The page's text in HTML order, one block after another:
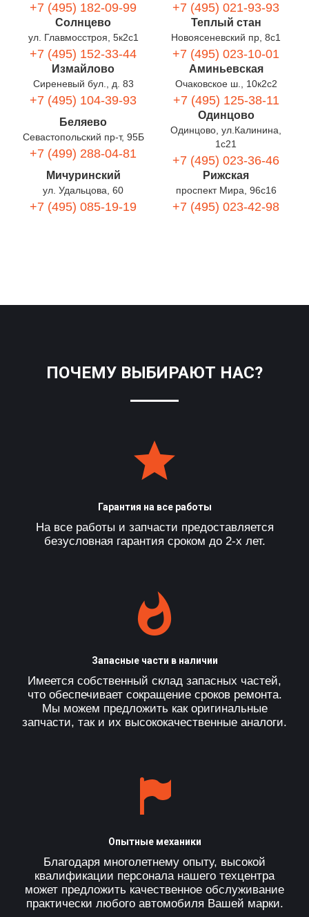
+7 (495) 182-09-99 +7 (495) 021-93-93
Солнцево
ул. Главмосстроя, 5к2с1
+7 (495) 152-33-44
Теплый стан
Новоясеневский пр, 8с1
+7 (495) 023-10-01
Измайлово
Сиреневый бул., д. 83
+7 (495) 104-39-93
Аминьевская
Очаковское ш., 10к2с2
+7 (495) 125-38-11
Беляево
Севастопольский пр-т, 95Б
+7 (499) 288-04-81
Одинцово
Одинцово, ул.Калинина,
1с21
+7 (495) 023-36-46
Мичуринский
ул. Удальцова, 60
+7 (495) 085-19-19
Рижская
проспект Мира, 96с16
+7 (495) 023-42-98
ПОЧЕМУ ВЫБИРАЮТ НАС?
Гарантия на все работы
На все работы и запчасти предоставляется
безусловная гарантия сроком до 2-х лет.
Запасные части в наличии
Имеется собственный склад запасных частей,
что обеспечивает сокращение сроков ремонта.
Мы можем предложить как оригинальные
запчасти, так и их высококачественные аналоги.
Опытные механики
Благодаря многолетнему опыту, высокой
квалификации персонала нашего техцентра
может предложить качественное обслуживание
практически любого автомобиля Вашей марки.